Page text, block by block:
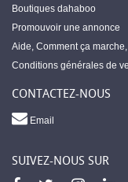
Boutiques dahaboo
Promouvoir une annonce
Aide, Comment ça marche,
Conditions générales de
CONTACTEZ-NOUS
Email
SUIVEZ-NOUS SUR